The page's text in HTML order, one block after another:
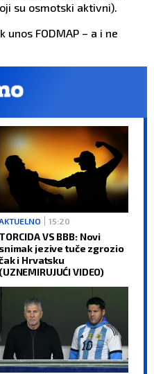
su osmotski aktivni).
FODMAP – a i ne
AKTUELNO 15:20
TORCIDA VS BBB: Novi
snimak jezive tuče zgrozio
i Hrvatsku
(UZNEMIRUJUĆI VIDEO)